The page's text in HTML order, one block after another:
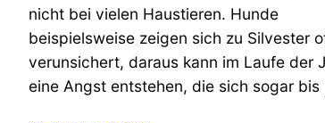
nicht bei vielen Haustieren. Hunde
beispielsweise zeigen sich zu Silvester
verunsichert, daraus kann im Laufe der
eine Angst entstehen, die sich sogar